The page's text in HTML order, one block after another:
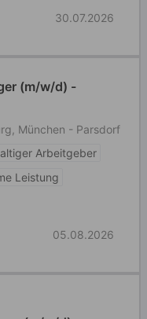
30.07.2026
(m/w/d) -
München - Parsdorf
Arbeitgeber
Leistung
05.08.2026